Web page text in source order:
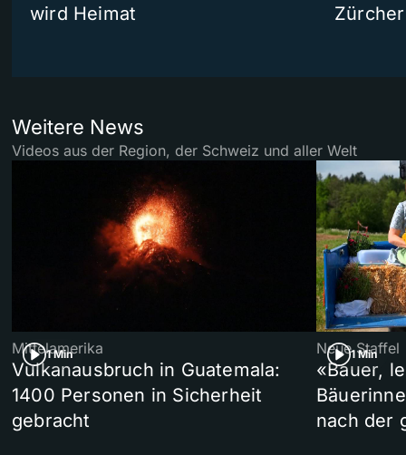
wird Heimat
Weitere News
Videos aus der Region, der Schweiz und aller Welt
1 Min
Mittelamerika
Vulkanausbruch in Guatemala:
1400 Personen in Sicherheit
gebracht
1 Min
Neue Staffel
«Bauer,
nach der